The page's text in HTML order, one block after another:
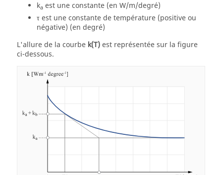
ka est une constante (en W/m/degré)
τ est une constante de température (positive ou
négative) (en degré)
L'allure de la courbe k(T)est représentée sur la figure
ci-dessous.